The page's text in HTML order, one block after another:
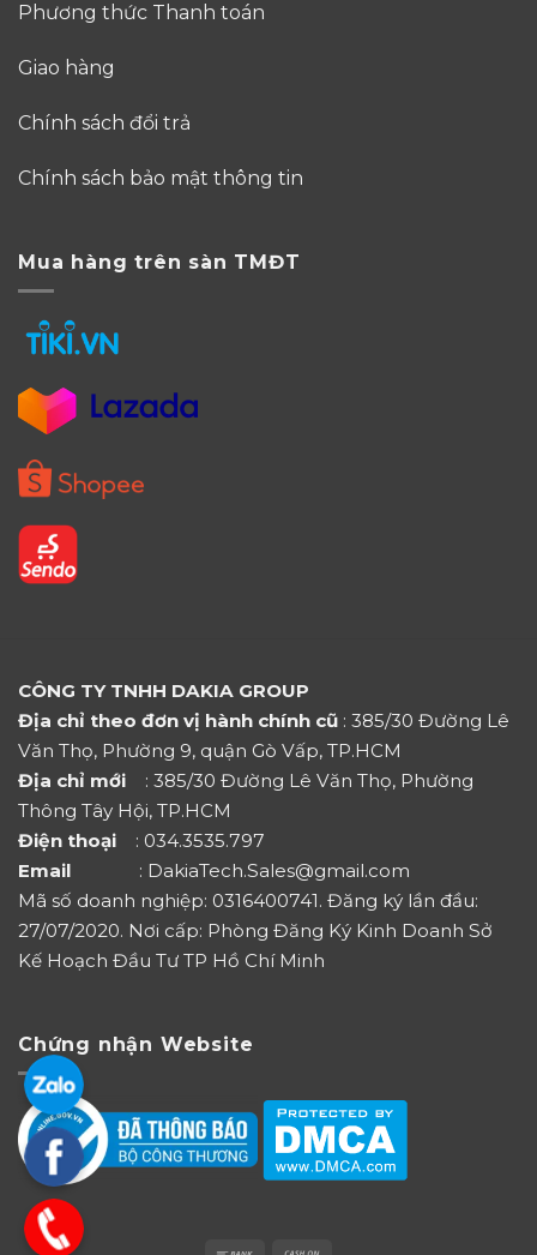
Phương thức Thanh toán
Giao hàng
Chính sách đổi trả
Chính sách bảo mật thông tin
Mua hàng trên sàn TMĐT
CÔNG TY TNHH DAKIA GROUP
Địa chỉ theo đơn vị hành chính cũ : 385/30 Đường Lê
Văn Thọ, Phường 9, quận Gò Vấp, TP.HCM
Địa chỉ mới
: 385/30 Đường Lê Văn Thọ, Phường
Thông Tây Hội, TP.HCM
Điện thoại : 034.3535.797
Email : DakiaTech.Sales@gmail.com
Mã số doanh nghiệp: 0316400741. Đăng ký lần đầu:
27/07/2020. Nơi cấp: Phòng Đăng Ký Kinh Doanh Sở
Kế Hoạch Đầu Tư TP Hồ Chí Minh
Chứng nhận Website